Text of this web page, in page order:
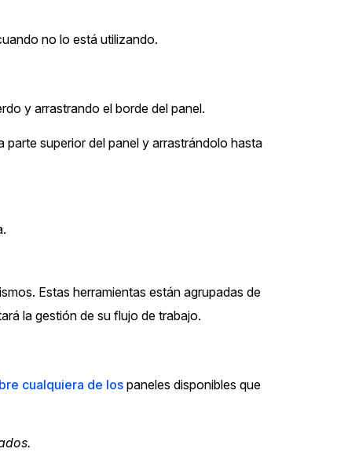
no lo está utilizando.
y arrastrando el borde del panel.
superior del panel y arrastrándolo hasta
Estas herramientas están agrupadas de
la gestión de su flujo de trabajo.
cualquiera de lospaneles disponibles que